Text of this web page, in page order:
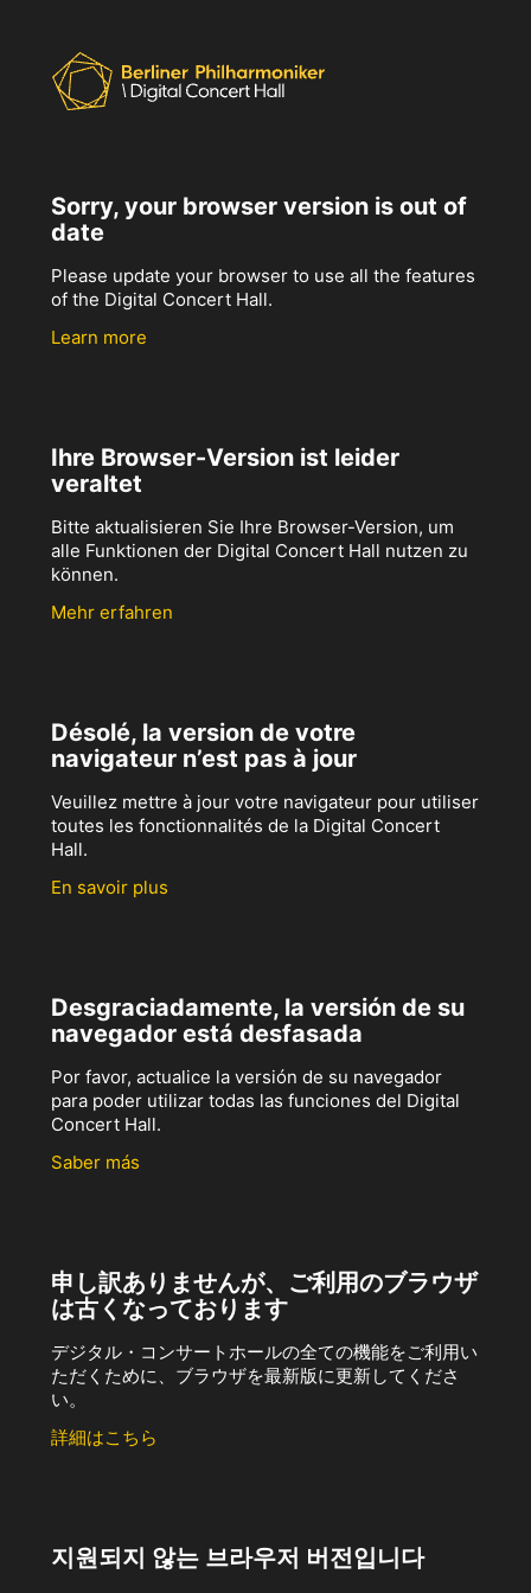
Sorry, your browser version is out of
date
Please update your browser to use all the features
of the Digital Concert Hall.
Learn more
Ihre Browser-Version ist leider
veraltet
Bitte aktualisieren Sie Ihre Browser-Version, um
alle Funktionen der Digital Concert Hall nutzen zu
können.
Mehr erfahren
Désolé, la version de votre
navigateur n’est pas à jour
Veuillez mettre à jour votre navigateur pour utiliser
toutes les fonctionnalités de la Digital Concert
Hall.
En savoir plus
Desgraciadamente, la versión de su
navegador está desfasada
Por favor, actualice la versión de su navegador
para poder utilizar todas las funciones del Digital
Concert Hall.
Saber más
申し訳ありませんが、ご利用のブラウザ
は古くなっております
デジタル・コンサートホールの全ての機能をご利用い
ただくために、ブラウザを最新版に更新してくださ
い。
詳細はこちら
지원되지 않는 브라우저 버전입니다